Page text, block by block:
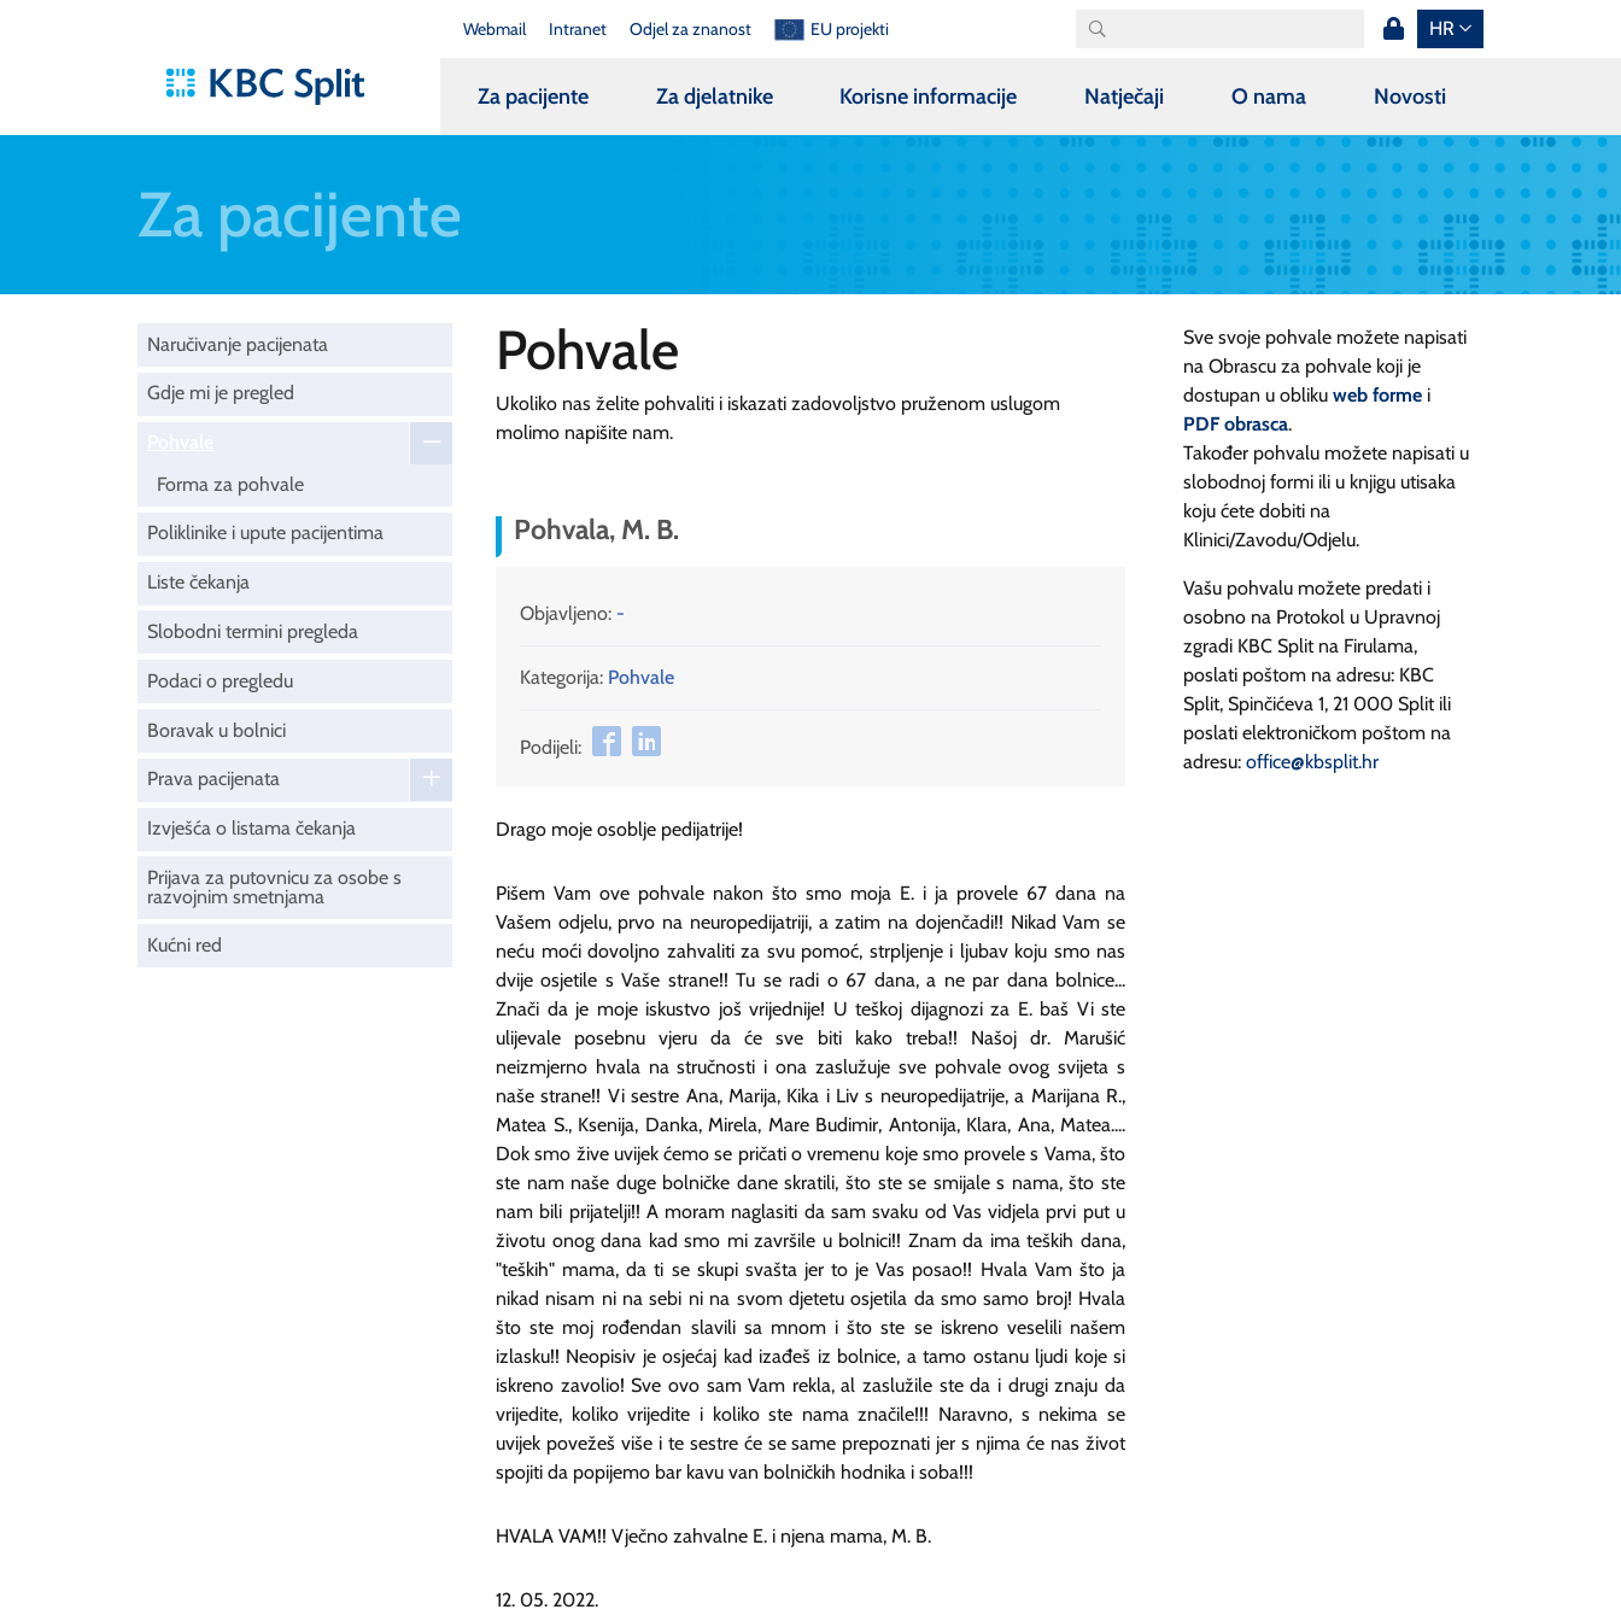
Webmail Intranet Odjel za znanost EU projekti HR
Za pacijente Za djelatnike Korisne informacije Natječaji O nama Novosti
Za pacijente
Naručivanje pacijenata
Gdje mi je pregled
Forma za pohvale
Poliklinike i upute pacijentima
Liste čekanja
Slobodni termini pregleda
Podaci o pregledu
Boravak u bolnici
Prava pacijenata
Izvješća o listama čekanja
Prijava za putovnicu za osobe s
razvojnim smetnjama
Kućni red
Pohvale
Ukoliko nas želite pohvaliti i iskazati zadovoljstvo pruženom uslugom
molimo napišite nam.
Pohvala, M. B.
Objavljeno: -
Kategorija: Pohvale
Podijeli:
Drago moje osoblje pedijatrije!
Pišem Vam ove pohvale nakon što smo moja E. i ja provele 67 dana na
Vašem odjelu, prvo na neuropedijatriji, a zatim na dojenčadi!! Nikad Vam se
neću moći dovoljno zahvaliti za svu pomoć, strpljenje i ljubav koju smo nas
dvije osjetile s Vaše strane!! Tu se radi o 67 dana, a ne par dana bolnice...
Znači da je moje iskustvo još vrijednije! U teškoj dijagnozi za E. baš Vi ste
ulijevale posebnu vjeru da će sve biti kako treba!! Našoj dr. Marušić
neizmjerno hvala na stručnosti i ona zaslužuje sve pohvale ovog svijeta s
naše strane!! Vi sestre Ana, Marija, Kika i Liv s neuropedijatrije, a Marijana R.,
Matea S., Ksenija, Danka, Mirela, Mare Budimir, Antonija, Klara, Ana, Matea....
Dok smo žive uvijek ćemo se pričati o vremenu koje smo provele s Vama, što
ste nam naše duge bolničke dane skratili, što ste se smijale s nama, što ste
nam bili prijatelji!! A moram naglasiti da sam svaku od Vas vidjela prvi put u
životu onog dana kad smo mi završile u bolnici!! Znam da ima teških dana,
"teških" mama, da ti se skupi svašta jer to je Vas posao!! Hvala Vam što ja
nikad nisam ni na sebi ni na svom djetetu osjetila da smo samo broj! Hvala
što ste moj rođendan slavili sa mnom i što ste se iskreno veselili našem
izlasku!! Neopisiv je osjećaj kad izađeš iz bolnice, a tamo ostanu ljudi koje si
iskreno zavolio! Sve ovo sam Vam rekla, al zaslužile ste da i drugi znaju da
vrijedite, koliko vrijedite i koliko ste nama značile!!! Naravno, s nekima se
uvijek povežeš više i te sestre će se same prepoznati jer s njima će nas život
spojiti da popijemo bar kavu van bolničkih hodnika i soba!!!
HVALA VAM!! Vječno zahvalne E. i njena mama, M. B.
12. 05. 2022.
Sve svoje pohvale možete napisati
na Obrascu za pohvale koji je
dostupan u obliku web forme i
PDF obrasca.
Također pohvalu možete napisati u
slobodnoj formi ili u knjigu utisaka
koju ćete dobiti na
Klinici/Zavodu/Odjelu.
Vašu pohvalu možete predati i
osobno na Protokol u Upravnoj
zgradi KBC Split na Firulama,
poslati poštom na adresu: KBC
Split, Spinčićeva 1, 21 000 Split ili
poslati elektroničkom poštom na
adresu: office@kbsplit.hr